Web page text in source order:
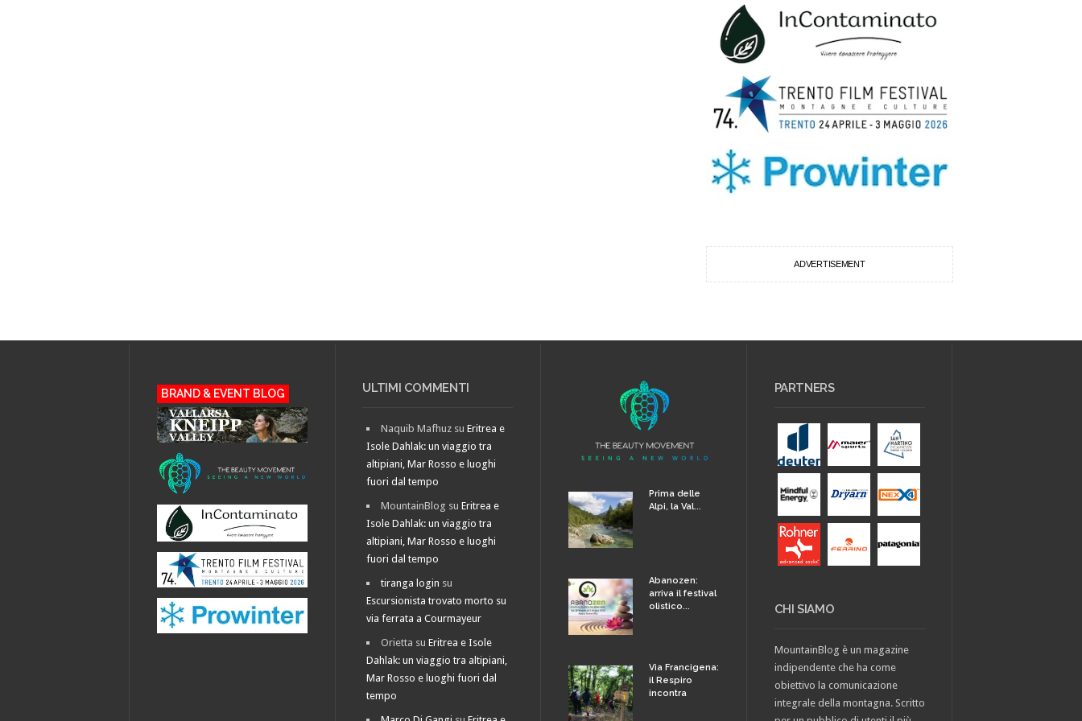
ADVERTISEMENT
BRAND & EVENT BLOG ULTIMI COMMENTI
Naquib Mafhuz suEritrea e
Isole Dahlak: un viaggio tra
altipiani, Mar Rosso e luoghi
fuori dal tempo
MountainBlog suEritrea e
Isole Dahlak: un viaggio tra
altipiani, Mar Rosso e luoghi
fuori dal tempo
tiranga login su
Escursionista trovato morto su
via ferrata a Courmayeur
Orietta suEritrea e Isole
Dahlak: un viaggio tra altipiani,
Mar Rosso e luoghi fuori dal
tempo
Prima delle
Alpi, la Val...
Abanozen:
arriva il festival
olistico...
Via Francigena:
il Respiro
incontra
PARTNERS
CHI SIAMO
MountainBlog è un magazine
indipendente che ha come
obiettivo la comunicazione
integrale della montagna. Scritto